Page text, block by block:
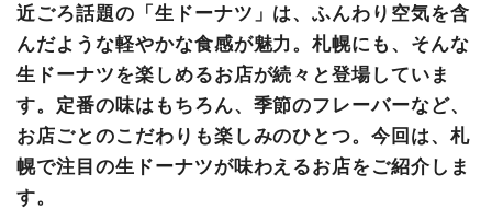
近ごろ話題の「生ドーナツ」は、ふんわり空気を含
んだような軽やかな食感が魅力。札幌にも、そんな
生ドーナツを楽しめるお店が続々と登場していま
す。定番の味はもちろん、季節のフレーバーなど、
お店ごとのこだわりも楽しみのひとつ。今回は、札
幌で注目の生ドーナツが味わえるお店をご紹介しま
す。